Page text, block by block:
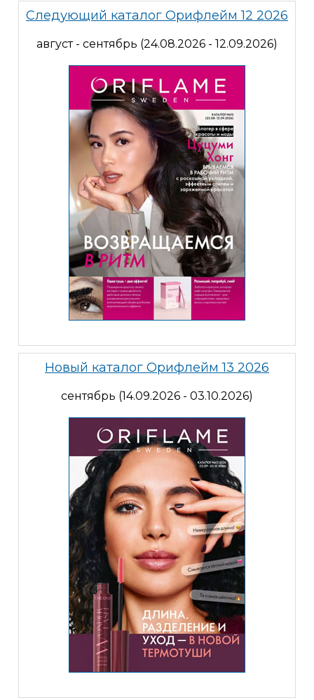
Следующий каталог Орифлейм 12 2026
август - сентябрь (24.08.2026 - 12.09.2026)
Новый каталог Орифлейм 13 2026
сентябрь (14.09.2026 - 03.10.2026)